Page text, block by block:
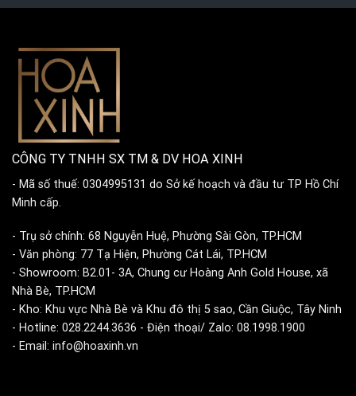
CÔNG TY TNHH SX TM & DV HOA XINH
- Mã số thuế: 0304995131 do Sở kế hoạch và đầu tư TP Hồ Chí
Minh cấp.
- Trụ sở chính: 68 Nguyễn Huệ, Phường Sài Gòn, TP.HCM
- Văn phòng: 77 Tạ Hiện, Phường Cát Lái, TP.HCM
- Showroom: B2.01- 3A, Chung cư Hoàng Anh Gold House, xã
Nhà Bè, TP.HCM
- Kho: Khu vực Nhà Bè và Khu đô thị 5 sao, Cần Giuộc, Tây Ninh
- Hotline: 028.2244.3636 - Điện thoại/ Zalo: 08.1998.1900
- Email: info@hoaxinh.vn